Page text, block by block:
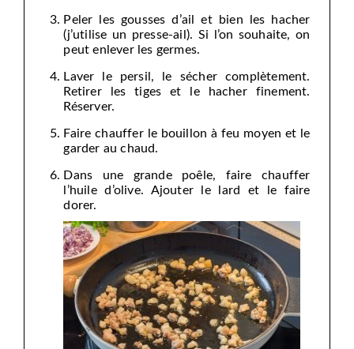
Peler les gousses d’ail et bien les hacher
(j’utilise un presse-ail). Si l’on souhaite, on
peut enlever les germes.
Laver le persil, le sécher complètement.
Retirer les tiges et le hacher finement.
Réserver.
Faire chauffer le bouillon à feu moyen et le
garder au chaud.
Dans une grande poêle, faire chauffer
l’huile d’olive. Ajouter le lard et le faire
dorer.